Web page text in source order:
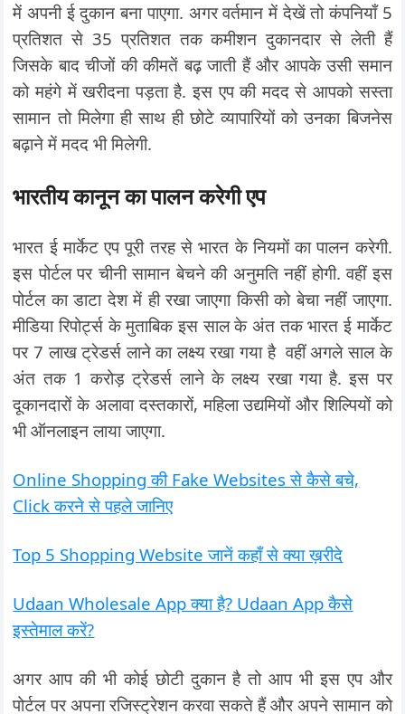
में अपनी ई दुकान बना पाएगा. अगर वर्तमान में देखें तो कंपनियाँ 5
प्रतिशत से 35 प्रतिशत तक कमीशन दुकानदार से लेती हैं
जिसके बाद चीजों की कीमतें बढ़ जाती हैं और आपके उसी समान
को महंगे में खरीदना पड़ता है. इस एप की मदद से आपको सस्ता
सामान तो मिलेगा ही साथ ही छोटे व्यापारियों को उनका बिजनेस
बढ़ाने में मदद भी मिलेगी.
भारतीय कानून का पालन करेगी एप
भारत ई मार्केट एप पूरी तरह से भारत के नियमों का पालन करेगी.
इस पोर्टल पर चीनी सामान बेचने की अनुमति नहीं होगी. वहीं इस
पोर्टल का डाटा देश में ही रखा जाएगा किसी को बेचा नहीं जाएगा.
मीडिया रिपोर्ट्स के मुताबिक इस साल के अंत तक भारत ई मार्केट
पर 7 लाख ट्रेडर्स लाने का लक्ष्य रखा गया है वहीं अगले साल के
अंत तक 1 करोड़ ट्रेडर्स लाने के लक्ष्य रखा गया है. इस पर
दूकानदारों के अलावा दस्तकारों, महिला उद्यमियों और शिल्पियों को
भी ऑनलाइन लाया जाएगा.
Online Shopping की Fake Websites से कैसे बचे,
Click करने से पहले जानिए
Top 5 Shopping Website जानें कहाँ से क्या ख़रीदे
Udaan Wholesale App क्या है? Udaan App कैसे
इस्तेमाल करें?
अगर आप की भी कोई छोटी दुकान है तो आप भी इस एप और
पोर्टल पर अपना रजिस्ट्रेशन करवा सकते हैं और अपने सामान को